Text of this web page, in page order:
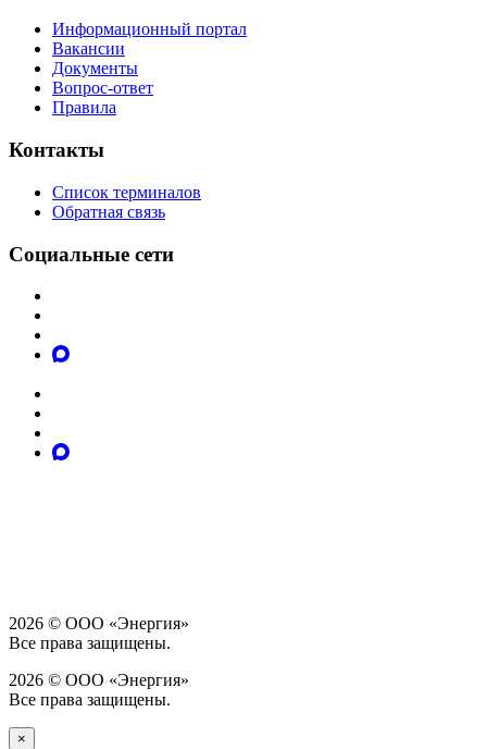
Информационный портал
Вакансии
Документы
Вопрос-ответ
Правила
Контакты
Список терминалов
Обратная связь
Социальные сети
2026 © ООО «Энергия»
Все права защищены.
2026 © ООО «Энергия»
Все права защищены.
×